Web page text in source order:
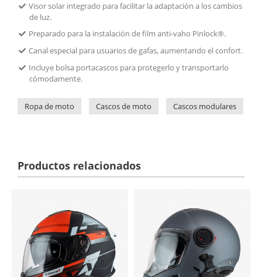
Visor solar integrado para facilitar la adaptación a los cambios
de luz.
Preparado para la instalación de film anti-vaho Pinlock®.
Canal especial para usuarios de gafas, aumentando el confort.
Incluye bolsa portacascos para protegerlo y transportarlo
cómodamente.
Ropa de moto Cascos de moto Cascos modulares
Productos relacionados